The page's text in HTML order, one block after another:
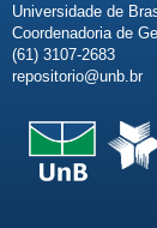
Universidade de
Coordenadoria de
(61) 3107-2683
repositorio@unb.br